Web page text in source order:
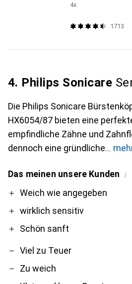
4x
1713
4. Philips Sonicare
Die Philips Sonicare
HX6054/87 bieten eine
empfindliche Zähne und
dennoch eine gründliche
Das meinen unsere Kunden i
ProWeich wie angegeben
wirklich sensitiv
Schön sanft
Contra
Viel zu Teuer
Zu weich